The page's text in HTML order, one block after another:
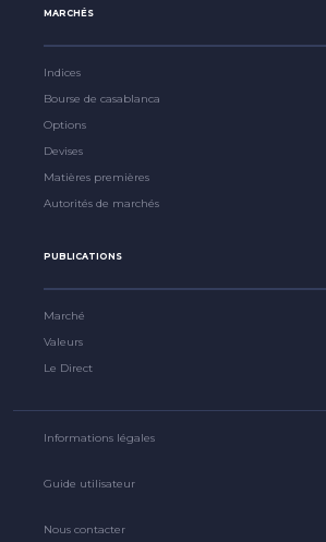
MARCHÉS
Indices
Bourse de casablanca
Options
Devises
Matières premières
Autorités de marchés
PUBLICATIONS
Marché
Valeurs
Le Direct
Informations légales
Guide utilisateur
Nous contacter